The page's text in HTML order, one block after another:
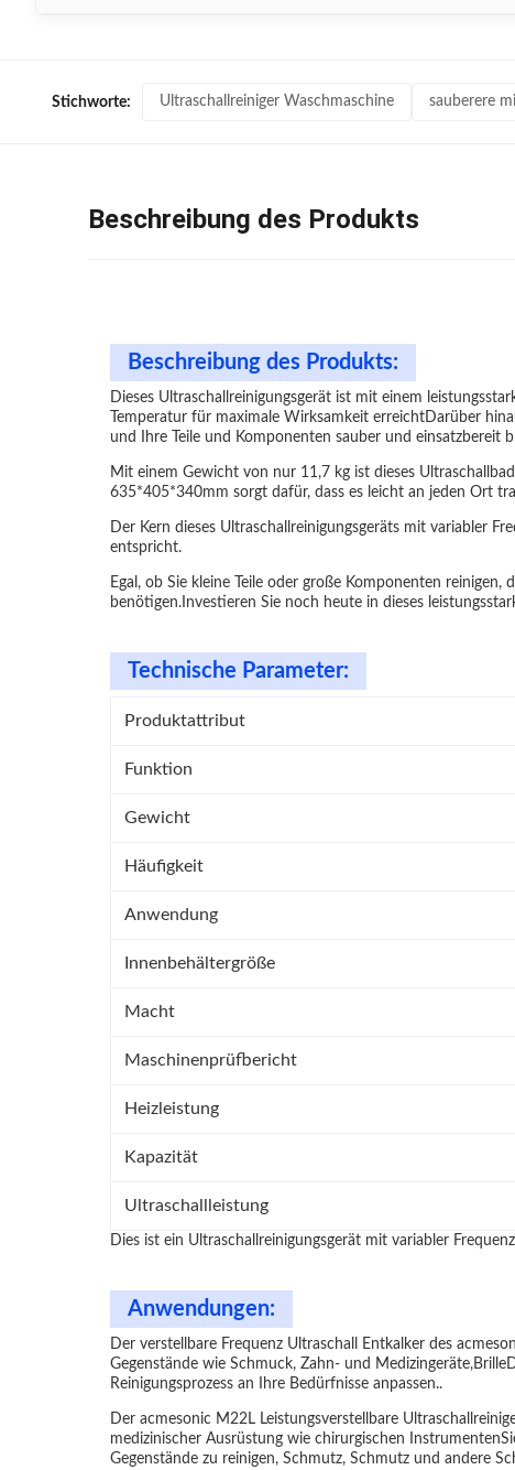
Stichworte: Ultraschallreiniger Waschmaschine sauberere
Beschreibung des Produkts
Beschreibung des Produkts:
Dieses Ultraschallreinigungsgerät ist mit einem
Temperatur für maximale Wirksamkeit erreichtDarüber
und Ihre Teile und Komponenten sauber und einsatzbereit
Mit einem Gewicht von nur 11,7 kg ist dieses
635*405*340mm sorgt dafür, dass es leicht an jeden Ort
Der Kern dieses Ultraschallreinigungsgeräts mit variabler
entspricht.
Egal, ob Sie kleine Teile oder große Komponenten
benötigen.Investieren Sie noch heute in dieses
Technische Parameter:
Produktattribut
Funktion
Gewicht
Häufigkeit
Anwendung
Innenbehältergröße
Macht
Maschinenprüfbericht
Heizleistung
Kapazität
Ultraschallleistung
Dies ist ein Ultraschallreinigungsgerät mit variabler
Anwendungen:
Der verstellbare Frequenz Ultraschall Entkalker des
Gegenstände wie Schmuck, Zahn- und
Reinigungsprozess an Ihre Bedürfnisse anpassen..
Der acmesonic M22L Leistungsverstellbare
medizinischer Ausrüstung wie chirurgischen
Gegenstände zu reinigen, Schmutz, Schmutz und andere